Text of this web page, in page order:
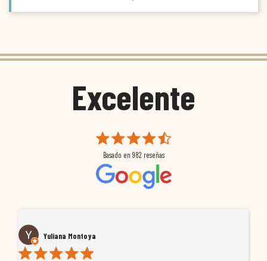
Excelente
Basado en 982 reseñas
Yuliana Montoya